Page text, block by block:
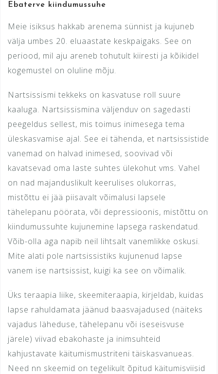
Ebaterve kiindumussuhe
Meie isiksus hakkab arenema sünnist ja kujuneb
välja umbes 20. eluaastate keskpaigaks. See on
periood, mil aju areneb tohutult kiiresti ja kõikidel
kogemustel on oluline mõju.
Nartsissismi tekkeks on kasvatuse roll suure
kaaluga. Nartsissismina väljenduv on sagedasti
peegeldus sellest, mis toimus inimesega tema
üleskasvamise ajal. See ei tähenda, et nartsissistide
vanemad on halvad inimesed, soovivad või
kavatsevad oma laste suhtes ülekohut vms. Vahel
on nad majanduslikult keerulises olukorras,
mistõttu ei jää piisavalt võimalusi lapsele
tähelepanu pöörata, või depressioonis, mistõttu on
kiindumussuhte kujunemine lapsega raskendatud.
Võib-olla aga napib neil lihtsalt vanemlikke oskusi.
Mite alati pole nartsissistiks kujunenud lapse
vanem ise nartsissist, kuigi ka see on võimalik.
Üks teraapia liike, skeemiteraapia, kirjeldab, kuidas
lapse rahuldamata jäänud baasvajadused (näiteks
vajadus läheduse, tähelepanu või iseseisvuse
järele) viivad ebakohaste ja inimsuhteid
kahjustavate käitumismustriteni täiskasvanueas.
Need nn skeemid on tegelikult õpitud käitumisviisid